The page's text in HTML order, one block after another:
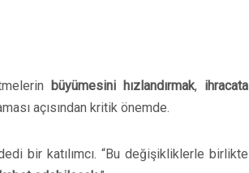
büyümesini hızlandırmak, ihracata
açısından kritik önemde.
bir katılımcı. “Bu değişikliklerle birlikte